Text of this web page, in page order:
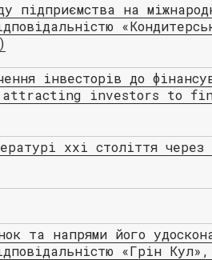
підприємства на
інвесторів до
attracting investors to
ххі століття через
та напрями його
«Грін